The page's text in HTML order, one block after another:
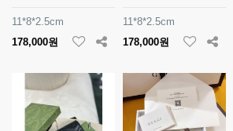
11*8*2.5cm
178,000원
11*8*2.5cm
178,000원